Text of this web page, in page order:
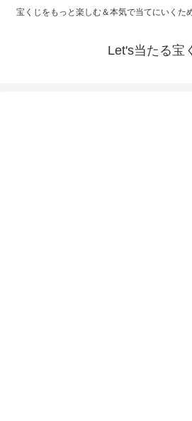
宝くじをもっと楽しむ＆本気で当てにいくた
Let's当たる宝